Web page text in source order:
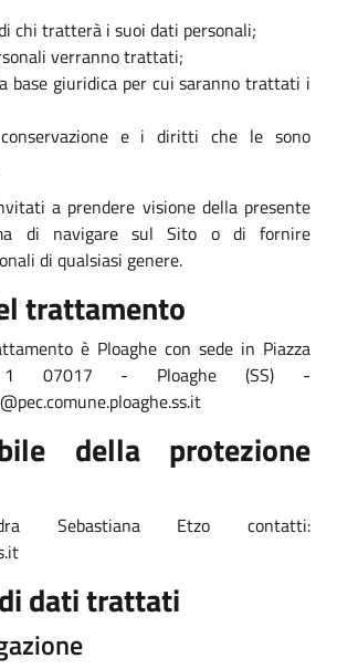
chi tratterà i suoi dati personali;
verranno trattati;
base giuridica per cui saranno trattati i
e i diritti che le sono
a prendere visione della presente
di navigare sul Sito o di fornire
di qualsiasi genere.
trattamento
è Ploaghe con sede in Piazza
1 07017 - Ploaghe (SS) -
della protezione
Sebastiana Etzo contatti:
dati trattati